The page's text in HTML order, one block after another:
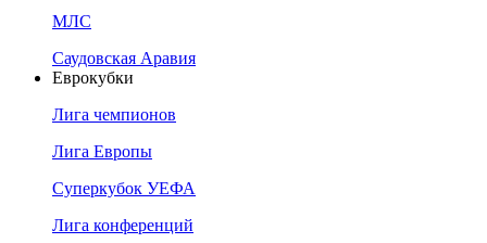
МЛС
Саудовская Аравия
Еврокубки
Лига чемпионов
Лига Европы
Суперкубок УЕФА
Лига конференций